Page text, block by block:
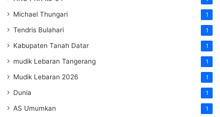
Michael Thungari 1
Tendris Bulahari 1
Kabupaten Tanah Datar 1
mudik Lebaran Tangerang 1
Mudik Lebaran 2026 1
Dunia 1
AS Umumkan 1